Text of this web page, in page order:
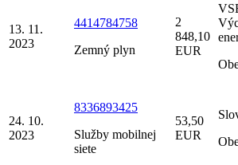
13. 11.
2023
4414784758
Zemný plyn
2
848,10
EUR
24. 10.
2023
8336893425
Služby mobilnej
siete
53,50
EUR